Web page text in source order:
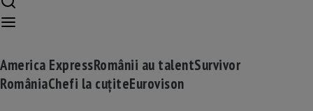
America ExpressRomânii au talentSurvivor
RomâniaChefi la cuțiteEurovison